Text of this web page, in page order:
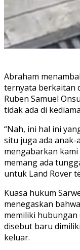
Abraham
ternyata berkaitan
Ruben Samuel
tidak ada di
“Nah, ini hal ini
situ juga ada anak-
mengabarkan
memang ada
untuk Land Rover
Kuasa hukum
menegaskan
memiliki
disebut baru
keluar.